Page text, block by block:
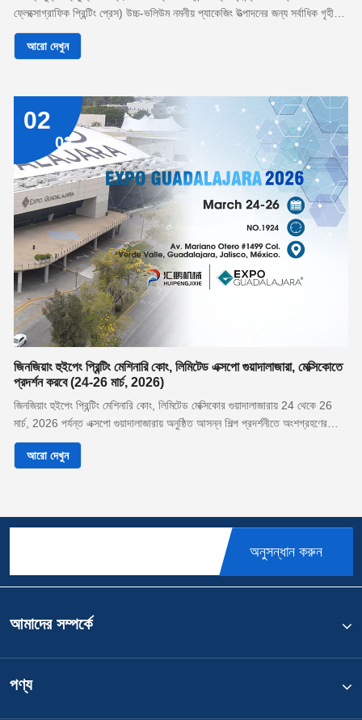
ফ্লেক্সোগ্রাফিক প্রিন্টিং প্রেস) উচ্চ-ভলিউম নমনীয় প্যাকেজিং উত্পাদনের জন্য সর্বাধিক গৃহীত
সমাধানগুলির মধ্যে একটি হয়ে উঠেছে।
আরো দেখুন
02
03
জিনজিয়াং হুইপেং প্রিন্টিং মেশিনারি কোং, লিমিটেড এক্সপো গুয়াদালাজারা, মেক্সিকোতে
প্রদর্শন করবে (24-26 মার্চ, 2026)
জিনজিয়াং হুইপেং প্রিন্টিং মেশিনারি কোং, লিমিটেড মেক্সিকোর গুয়াদালাজারায় 24 থেকে 26
মার্চ, 2026 পর্যন্ত এক্সপো গুয়াদালাজারায় অনুষ্ঠিত আসন্ন শিল্প প্রদর্শনীতে অংশগ্রহণের
ঘোষণা দিয়ে আনন্দিত।
আরো দেখুন
অনুসন্ধান করুন
আমাদের সম্পর্কে
পণ্য